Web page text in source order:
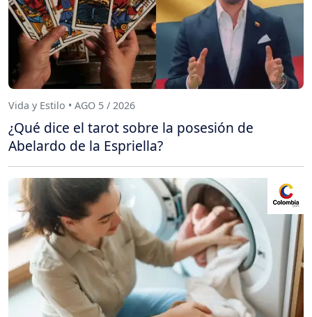
Vida y Estilo • AGO 5 / 2026
¿Qué dice el tarot sobre la posesión de
Abelardo de la Espriella?